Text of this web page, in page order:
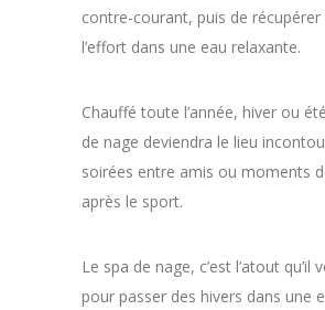
contre-courant, puis de récupérer
l’effort dans une eau relaxante.
Chauffé toute l’année, hiver ou
de nage deviendra le lieu
soirées entre amis ou moments
après le sport.
Le spa de nage, c’est l’atout qu’il
pour passer des hivers dans une